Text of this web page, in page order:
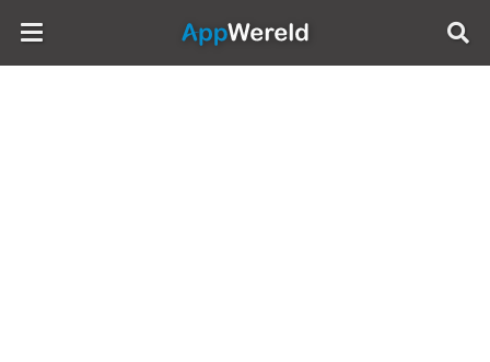
AppWereld